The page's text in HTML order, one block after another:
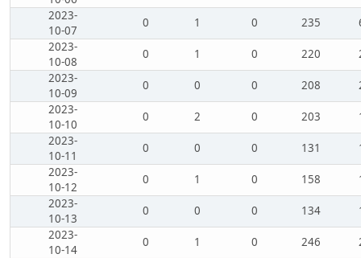
2023-
10-07
0 1 0 235
2023-
10-08
0 1 0 220
2023-
10-09
0 0 0 208
2023-
10-10
0 2 0 203
2023-
10-11
0 0 0 131
2023-
10-12
0 1 0 158
2023-
10-13
0 0 0 134
2023-
10-14
0 1 0 246